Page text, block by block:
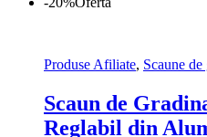
Produse Afiliate, Scaune de
Scaun de
Reglabil din